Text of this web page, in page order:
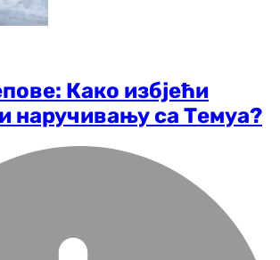
Како избјећи
наручивању са Темуа?